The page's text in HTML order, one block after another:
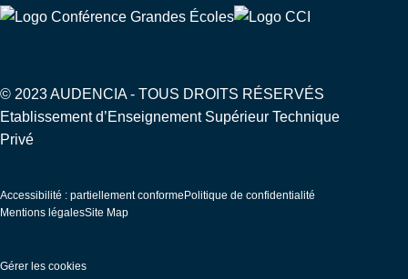
© 2023 AUDENCIA - TOUS DROITS RÉSERVÉS
Etablissement d’Enseignement Supérieur Technique
Privé
Pied
de
Accessibilité : partiellement conforme Politique de confidentialité
Mentions légalesSite Map
Gérer les cookies